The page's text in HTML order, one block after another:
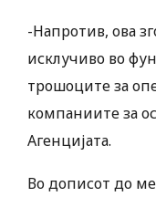
-Напротив, ова
исклучиво во
трошоците за
компаниите за
Агенцијата.
Во дописот до